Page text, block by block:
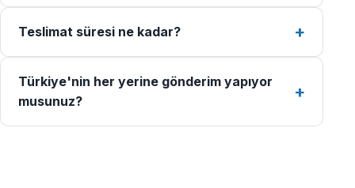
Teslimat süresi ne kadar?
Türkiye'nin her yerine gönderim yapıyor
musunuz?